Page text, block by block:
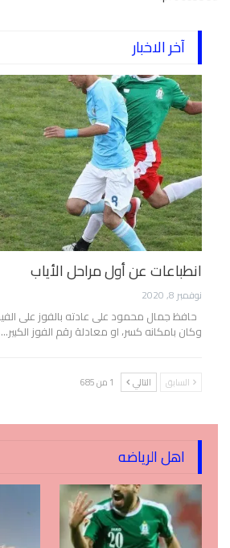
آخر الاخبار
انطباعات عن أول مراحل الأياب
نوفمبر 8, 2020
حافظ جمال محمود على عادته بالفوز على
وكان بامكانه كسر، او معادلة رقم الفوز الكبير…
السابق التالي 1 من 685
اهل الرياضه